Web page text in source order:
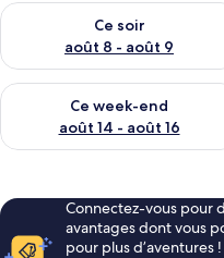
Ce soir
août 8 - août 9
Vérifier la disponibilité pour
Ce week-end
août 14 - août 16
Vérifier la disponibilité pour
Connectez-vous pour
avantages dont vous
pour plus d’aventures !